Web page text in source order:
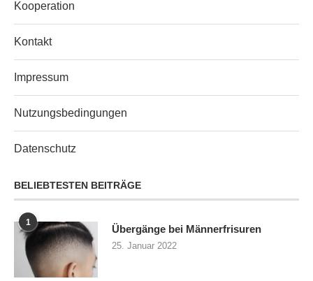
Kooperation
Kontakt
Impressum
Nutzungsbedingungen
Datenschutz
BELIEBTESTEN BEITRÄGE
1
Übergänge bei Männerfrisuren
25. Januar 2022